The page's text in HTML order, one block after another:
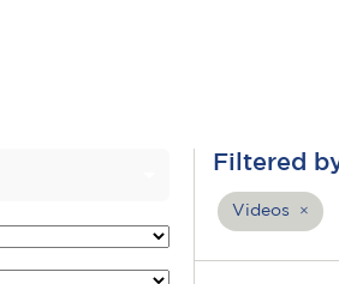
Filtered
Videos ×